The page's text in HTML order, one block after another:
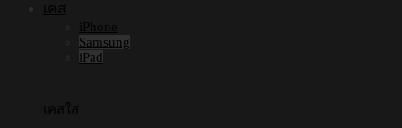
เคส
iPhone
Samsung
iPad
เคสใส